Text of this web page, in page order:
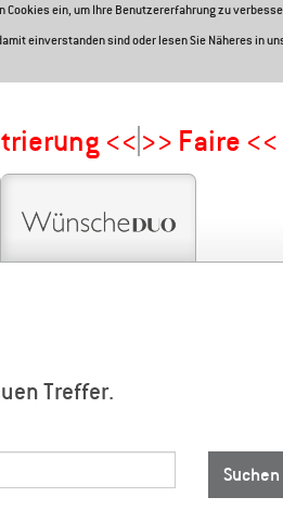
ein, um Ihre Benutzererfahrung zu
einverstanden sind oder lesen Sie Näheres in
<< >> Faire <<
Treffer.
Suchen